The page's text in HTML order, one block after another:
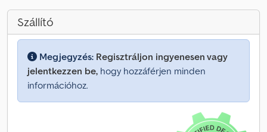
Szállító
Megjegyzés: Regisztráljon ingyenesen vagy
jelentkezzen be, hogy hozzáférjen minden
információhoz.